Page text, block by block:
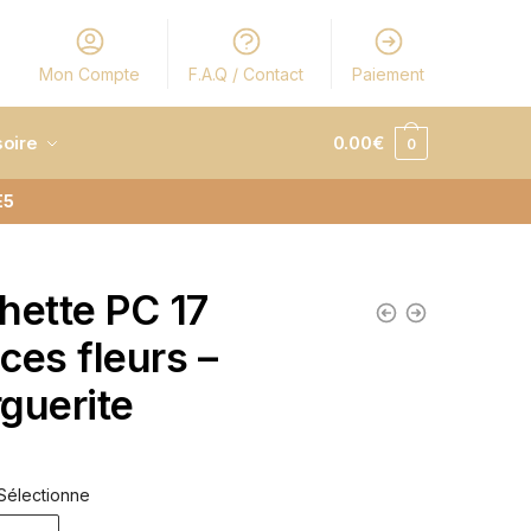
Mon Compte F.A.Q / Contact Paiement
0.00€ 0
PC 17
fleurs –